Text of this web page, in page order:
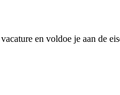
en voldoe je aan de